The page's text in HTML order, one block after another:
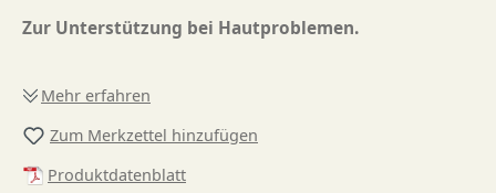
Zur Unterstützung bei Hautproblemen.
Mehr erfahren
Zum Merkzettel hinzufügen
Produktdatenblatt